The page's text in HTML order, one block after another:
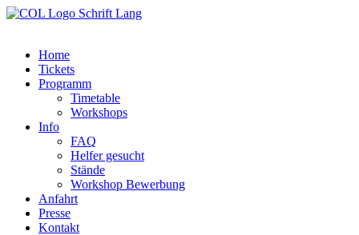
Zum
Home
Tickets
Programm
Timetable
Workshops
Info
FAQ
Helfer gesucht
Stände
Workshop Bewerbung
Anfahrt
Presse
Kontakt